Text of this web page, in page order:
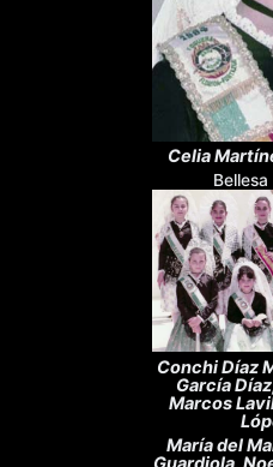
Celia
Conchi Díaz
García
Marcos
María del